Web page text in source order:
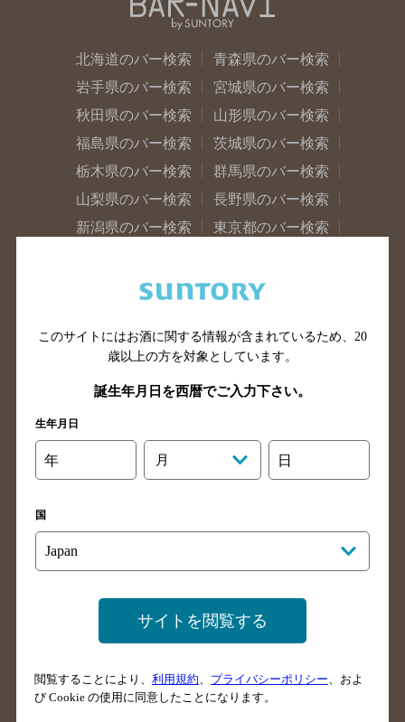
北海道のバー検索
青森県のバー検索
岩手県のバー検索
宮城県のバー検索
秋田県のバー検索
山形県のバー検索
福島県のバー検索
茨城県のバー検索
栃木県のバー検索
群馬県のバー検索
山梨県のバー検索
長野県のバー検索
新潟県のバー検索
東京都のバー検索
埼玉県のバー検索
愛知県のバー検索
岐阜県のバー検索
富山県のバー検索
石川県のバー検索
福井県のバー検索
大阪府のバー検索
京都府のバー検索
兵庫県のバー検索
滋賀県のバー検索
和歌山県のバー検索
広島県のバー検索
岡山県のバー検索
島根県のバー検索
徳島県のバー検索
長崎県のバー検索
佐賀県のバー検索
大分県のバー検索
熊本県のバー検索
宮崎県のバー検索
鹿児島県のバー検索
沖縄県のバー検索
このサイトにはお酒に関する情報が含まれているため、 20
歳以上の方を対象としています。
誕生年月日を西暦でご入力下さい。
生年月日
年 月 日
国
サイトを閲覧する
閲覧することにより、 利用規約、 プライバシーポリシー、およ
び Cookie の使用に同意したことになります。